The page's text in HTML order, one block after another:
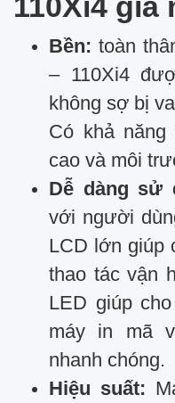
110Xi4 giá
Bền: toàn
– 110Xi4
không sợ bị
Có khả
cao và môi
Dễ dàng sử
với người
LCD lớn giúp
thao tác vận
LED giúp
máy in mã
nhanh chóng.
Hiệu suất: